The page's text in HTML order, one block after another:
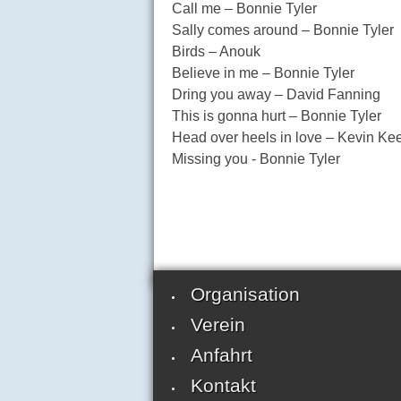
Call me – Bonnie Tyler
Sally comes around – Bonnie Tyler
Birds – Anouk
Believe in me – Bonnie Tyler
Dring you away – David Fanning
This is gonna hurt – Bonnie Tyler
Head over heels in love – Kevin
Missing you - Bonnie Tyler
Organisation
Verein
Anfahrt
Kontakt